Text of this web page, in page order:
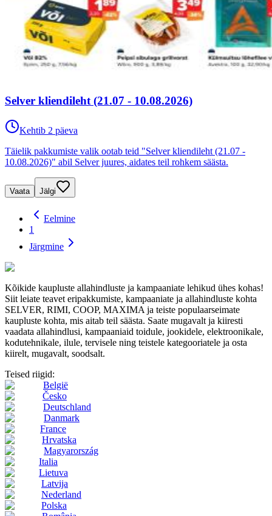
Selver kliendileht (21.07 - 10.08.2026)
Kehtib 2 päeva
Täielik pakkumiste valik ootab teid "Selver kliendileht (21.07 -
10.08.2026)" abil Selver juures, aidates teil rohkem säästa.
Vaata Jälgi
Eelmine
1
Järgmine
Kõikide kaupluste allahindluste ja kampaaniate lehikud ühes kohas!
Siit leiate teavet eripakkumiste, kampaaniate ja allahindluste kohta
SELVER, RIMI, COOP, MAXIMA ja teiste populaarseimate
kaupluste kohta, mis aitab teil säästa. Saate mugavalt ja kiiresti
vaadata allahindlusi, kampaaniaid toidule, jookidele, elektroonikale,
kodutehnikale, ilule, tervisele ning teistele kategooriatele ja osta
kiirelt, mugavalt, soodsalt.
Teised riigid:
België
Česko
Deutschland
Danmark
France
Hrvatska
Magyarország
Italia
Lietuva
Latvija
Nederland
Polska